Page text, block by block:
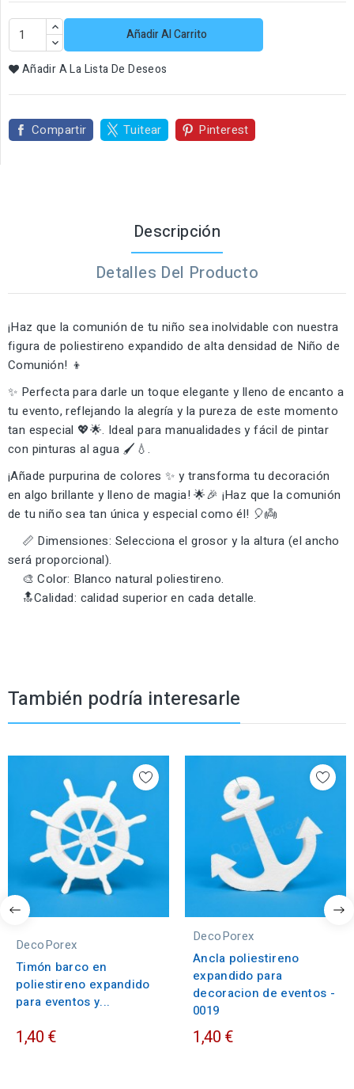
Añadir Al Carrito
Añadir A La Lista De Deseos
Compartir Tuitear Pinterest
Descripción
Detalles Del Producto
¡Haz que la comunión de tu niño sea inolvidable con nuestra
figura de poliestireno expandido de alta densidad de Niño de
Comunión! 👦
✨ Perfecta para darle un toque elegante y lleno de encanto a
tu evento, reflejando la alegría y la pureza de este momento
tan especial 💖🌟. Ideal para manualidades y fácil de pintar
con pinturas al agua 🖌️💧.
¡Añade purpurina de colores ✨ y transforma tu decoración
en algo brillante y lleno de magia! 🌟🎉 ¡Haz que la comunión
de tu niño sea tan única y especial como él! 🎈👼
📏 Dimensiones: Selecciona el grosor y la altura (el ancho
será proporcional).
🎨 Color: Blanco natural poliestireno.
🔝Calidad: calidad superior en cada detalle.
También podría interesarle
DecoPorex
Timón barco en
poliestireno expandido
para eventos y...
1,40 €
DecoPorex
Ancla poliestireno
expandido para
decoracion de eventos -
0019
1,40 €